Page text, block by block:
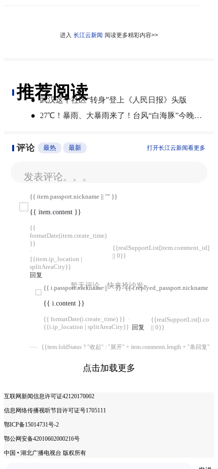
进入 长江云新闻 阅读更多精彩内容>>
推荐阅读
● 武汉这个社区“转身”登上《人民日报》头版
●
27℃！暴雨、大暴雨来了！台风“白海豚”今晚登陆，湖北开启降雨降温模式
评论 最热 最新 打开长江云新闻看更多
发表评论。。。
{{ item.passport.nickname || "" }}
{{ item.content }}
{{
formatDate(item.create_time)
}}
·
{{item.ip_location |
splitAreaCity}}
回复
{{realSupportList[item.comment_id]
|| 0}}
{{ i.passport.nickname || "" }} {{ i.replyed_passport.nickname ||
{{ i.content }}
{{ formatDate(i.create_time) }} ·
{{i.ip_location | splitAreaCity}} 回复
|| 0}}
{{item.foldStatus ? "收起" : "展开" + item.comments.length + "条回复"}}
暂无评论，快来抢沙发~
点击加载更多
互联网新闻信息许可证42120170002
信息网络传播视听节目许可证号1705111
鄂ICP备15014731号-2
鄂公网安备42010602000216号
中国 • 湖北广播电视台 版权所有